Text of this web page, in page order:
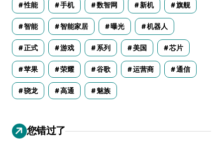
性能 手机 数智网 新机 旗舰
智能 智能家居 曝光 机器人
正式 游戏 系列 美国 芯片
苹果 荣耀 谷歌 运营商 通信
骁龙 高通 魅族
您错过了